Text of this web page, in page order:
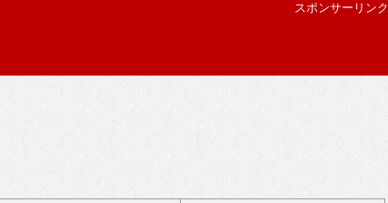
スポンサーリンク